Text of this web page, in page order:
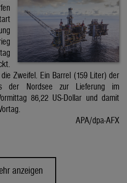
Zweifel. Ein Barrel (159 Liter) der
der Nordsee zur Lieferung im
86,22 US-Dollar und damit
APA/dpa-AFX
anzeigen